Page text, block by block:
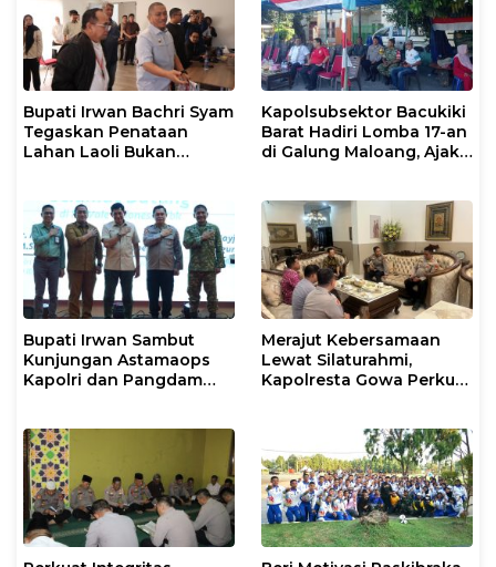
Bupati Irwan Bachri Syam
Tegaskan Penataan
Lahan Laoli Bukan
Kapolsubsektor Bacukiki
Barat Hadiri Lomba 17-an
di Galung Maloang, Ajak
Bupati Irwan Sambut
Kunjungan Astamaops
Kapolri dan Pangdam
Merajut Kebersamaan
Lewat Silaturahmi,
Kapolresta Gowa Perkuat